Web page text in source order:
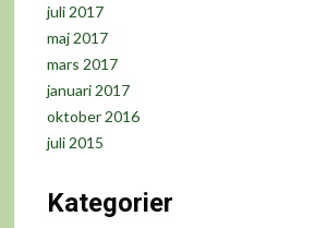
juli 2017
maj 2017
mars 2017
januari 2017
oktober 2016
juli 2015
Kategorier